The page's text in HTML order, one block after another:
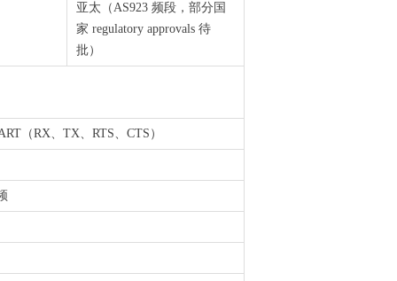
亚太（AS923 频段，部分国
家 regulatory approvals 待
批）
（RX、TX、RTS、CTS）